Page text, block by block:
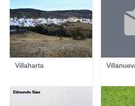
Villaharta
Edmundo Sáez